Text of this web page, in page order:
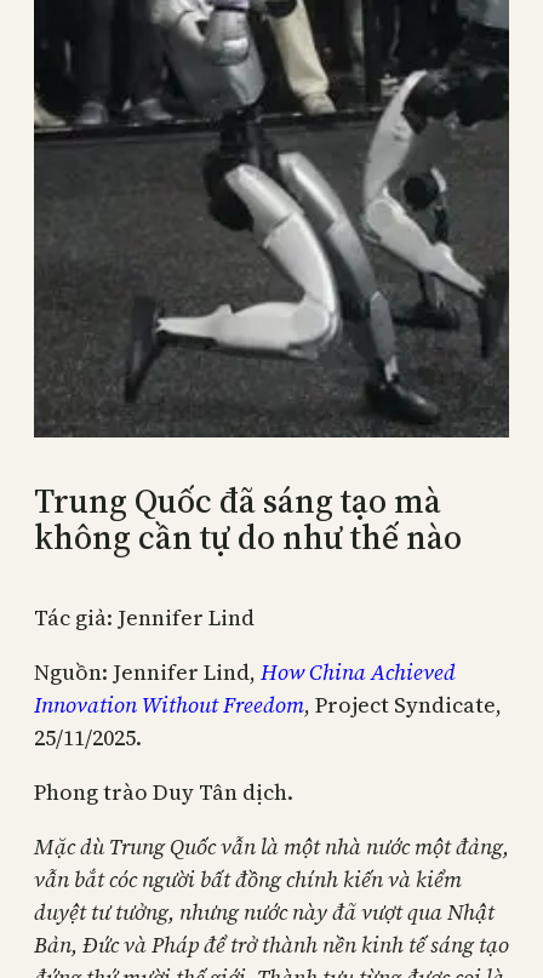
Trung Quốc đã sáng tạo mà
không cần tự do như thế nào
Tác giả: Jennifer Lind
Nguồn: Jennifer Lind, How China Achieved
Innovation Without Freedom, Project Syndicate,
25/11/2025.
Phong trào Duy Tân dịch.
Mặc dù Trung Quốc vẫn là một nhà nước một đảng,
vẫn bắt cóc người bất đồng chính kiến và kiểm
duyệt tư tưởng, nhưng nước này đã vượt qua Nhật
Bản, Đức và Pháp để trở thành nền kinh tế sáng tạo